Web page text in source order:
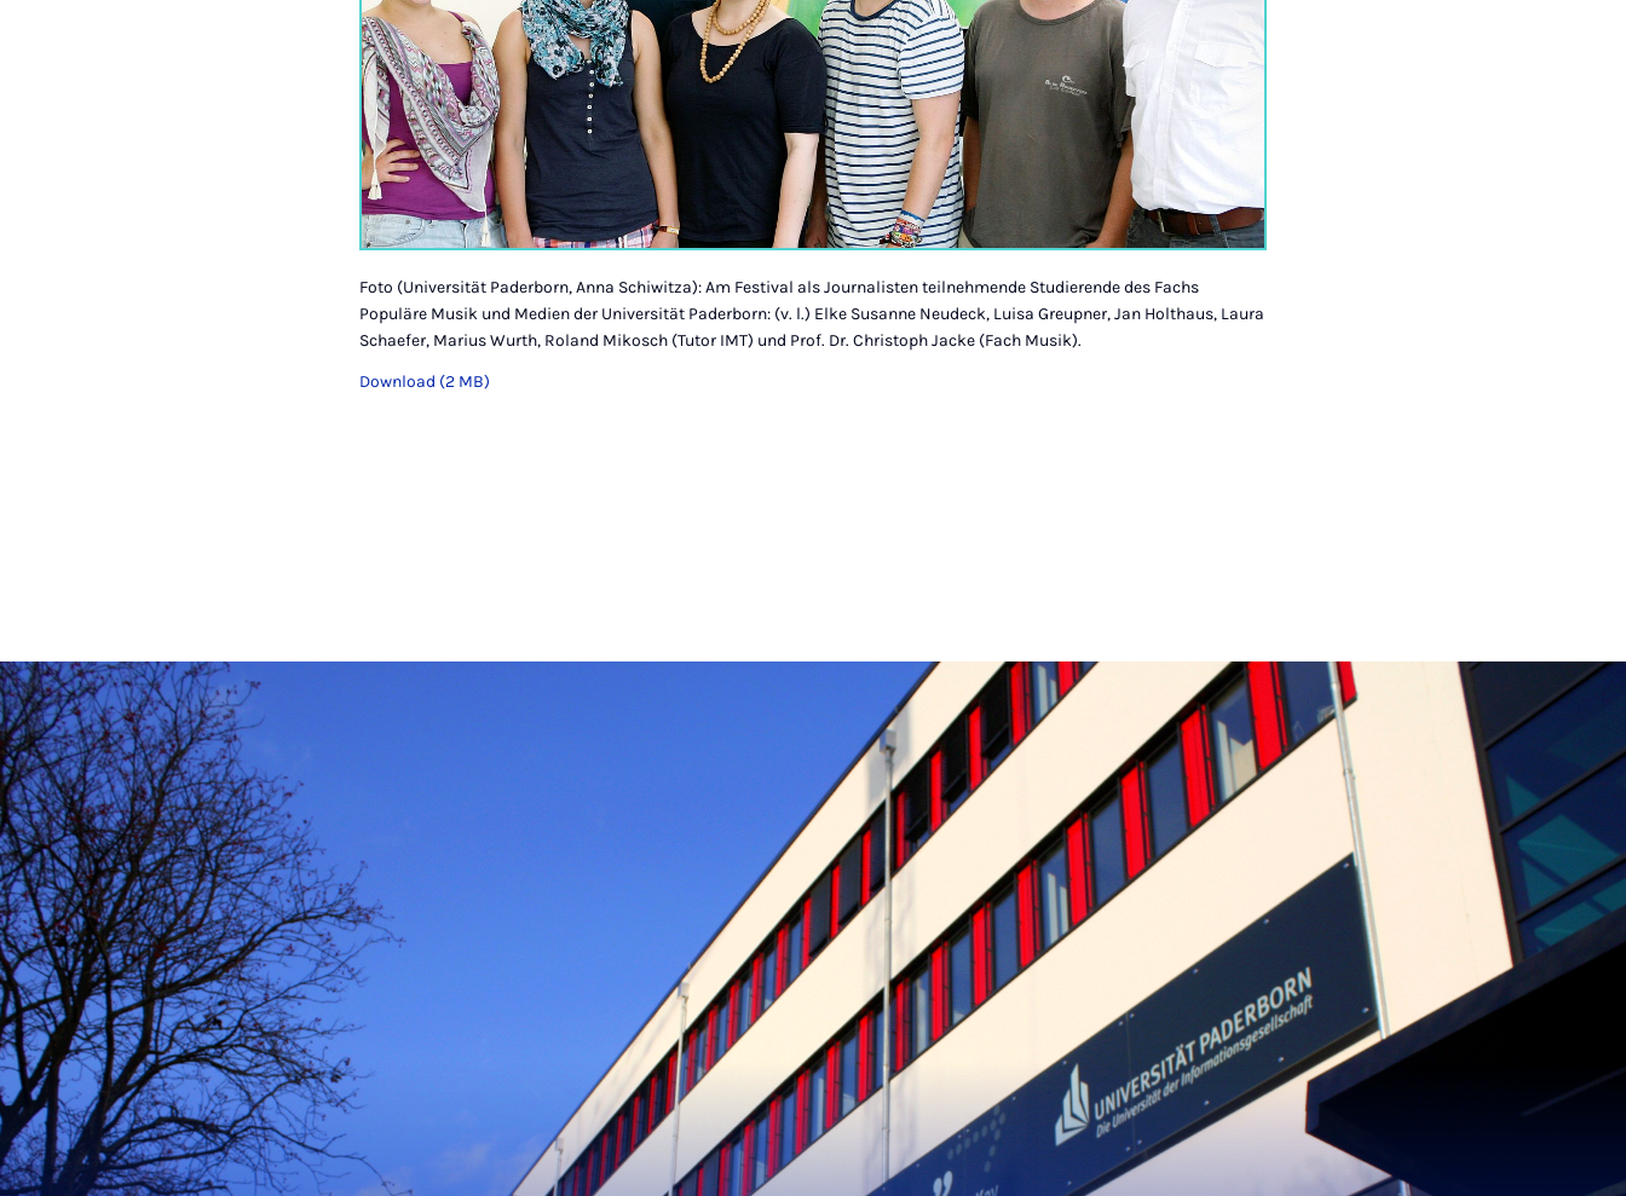
Foto (Universität Paderborn, Anna Schiwitza): Am Festival als Journalisten teilnehmende Studierende des Fachs
Populäre Musik und Medien der Universität Paderborn: (v. l.) Elke Susanne Neudeck, Luisa Greupner, Jan Holthaus, Laura
Schaefer, Marius Wurth, Roland Mikosch (Tutor IMT) und Prof. Dr. Christoph Jacke (Fach Musik).
Download (2 MB)